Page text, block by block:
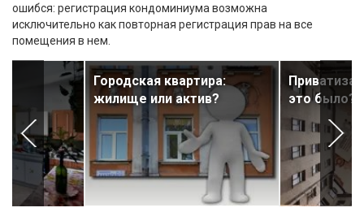
ошибся: регистрация кондоминиума возможна
исключительно как повторная регистрация прав на все
помещения в нем.
Городская квартира:
жилище или актив?
это было?